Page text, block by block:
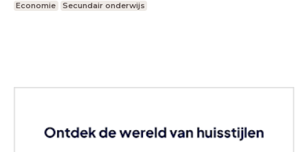
Economie Secundair onderwijs